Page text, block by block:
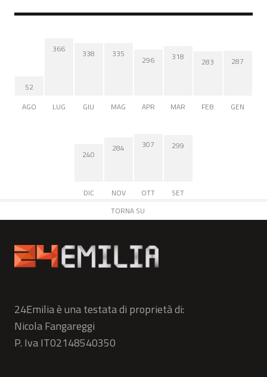
52
AGO
366
LUG
338
GIU
335
MAG
296
APR
318
MAR
283
FEB
287
GEN
240
DIC
284
NOV
307
OTT
299
SET
TORNA SU
24Emilia è una testata di proprietà di:
Nicola Fangareggi
P. Iva IT02148540350